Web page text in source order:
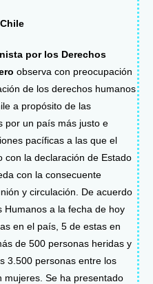
por los Derechos
observa con preocupación
de los derechos humanos
a propósito de las
por un país más justo e
pacíficas a las que el
con la declaración de Estado
con la consecuente
y circulación. De acuerdo
Humanos a la fecha de hoy
en el país, 5 de estas en
de 500 personas heridas y
3.500 personas entre los
Se ha presentado